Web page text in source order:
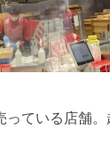
ている店舗。